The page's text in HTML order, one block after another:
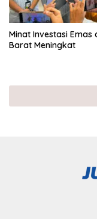
Minat Investasi Emas
Barat Meningkat